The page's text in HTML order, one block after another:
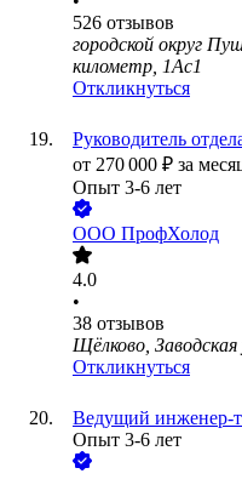
526 отзывов
городской округ
километр, 1Ас1
Откликнуться
Руководитель
от 270 000 ₽ за
Опыт 3-6 лет
ООО ПрофХолод
4.0
•
38 отзывов
Щёлково, Заводская
Откликнуться
Ведущий инженер-
Опыт 3-6 лет